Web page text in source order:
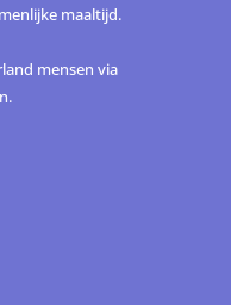
maaltijd.
mensen via